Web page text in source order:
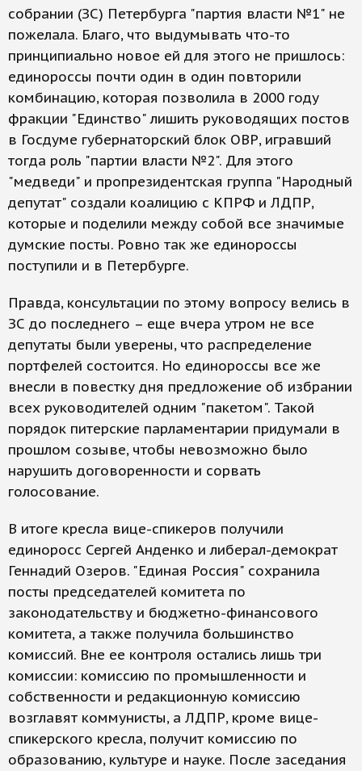
собрании (ЗС) Петербурга "партия власти №1" не
пожелала. Благо, что выдумывать что-то
принципиально новое ей для этого не пришлось:
единороссы почти один в один повторили
комбинацию, которая позволила в 2000 году
фракции "Единство" лишить руководящих постов
в Госдуме губернаторский блок ОВР, игравший
тогда роль "партии власти №2". Для этого
"медведи" и пропрезидентская группа "Народный
депутат" создали коалицию с КПРФ и ЛДПР,
которые и поделили между собой все значимые
думские посты. Ровно так же единороссы
поступили и в Петербурге.
Правда, консультации по этому вопросу велись в
ЗС до последнего – еще вчера утром не все
депутаты были уверены, что распределение
портфелей состоится. Но единороссы все же
внесли в повестку дня предложение об избрании
всех руководителей одним "пакетом". Такой
порядок питерские парламентарии придумали в
прошлом созыве, чтобы невозможно было
нарушить договоренности и сорвать
голосование.
В итоге кресла вице-спикеров получили
единоросс Сергей Анденко и либерал-демократ
Геннадий Озеров. "Единая Россия" сохранила
посты председателей комитета по
законодательству и бюджетно-финансового
комитета, а также получила большинство
комиссий. Вне ее контроля остались лишь три
комиссии: комиссию по промышленности и
собственности и редакционную комиссию
возглавят коммунисты, а ЛДПР, кроме вице-
спикерского кресла, получит комиссию по
образованию, культуре и науке. После заседания